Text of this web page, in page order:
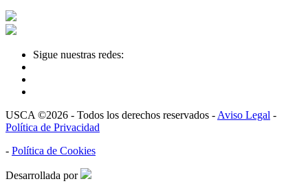
Sigue nuestras redes:
USCA ©2026 - Todos los derechos reservados - Aviso Legal -
Política de Privacidad
- Política de Cookies
Desarrollada por